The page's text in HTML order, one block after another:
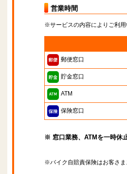
営業時間
※サービスの内容によりご利
郵便窓口
貯金窓口
ATM
保険窓口
※ 窓口業務、ATMを一時休
※バイク自賠責保険はお客さ